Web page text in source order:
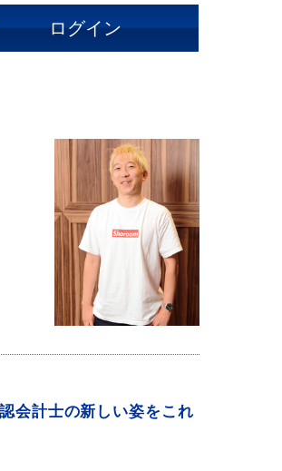
ログイン
会計士の新しい姿をこれ